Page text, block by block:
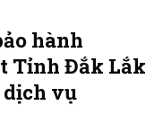
hành
Tỉnh Đắk Lắk
dịch vụ